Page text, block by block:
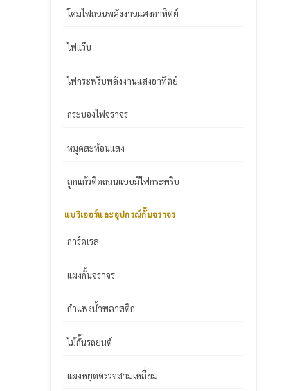
โคมไฟถนนพลังงานแสงอาทิตย์
ไฟแว๊บ
ไฟกระพริบพลังงานแสงอาทิตย์
กระบองไฟจราจร
หมุดสะท้อนแสง
ลูกแก้วติดถนนแบบมีไฟกระพริบ
แบริเออร์และอุปกรณ์กั้นจราจร
การ์ดเรล
แผงกั้นจราจร
กำแพงน้ำพลาสติก
ไม้กั้นรถยนต์
แผงหยุดตรวจสามเหลี่ยม